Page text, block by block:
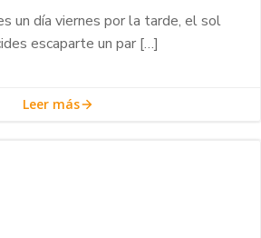
un día viernes por la tarde, el sol
escaparte un par […]
Leer más